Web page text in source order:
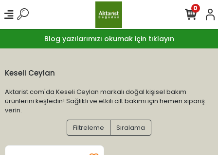
Blog yazılarımızı okumak için tıklayın
0
Keseli Ceylan
Aktarist.com'da Keseli Ceylan markalı doğal kişisel bakım
ürünlerini keşfedin! Sağlıklı ve etkili cilt bakımı için hemen sipariş
verin.
Filtreleme
Sıralama